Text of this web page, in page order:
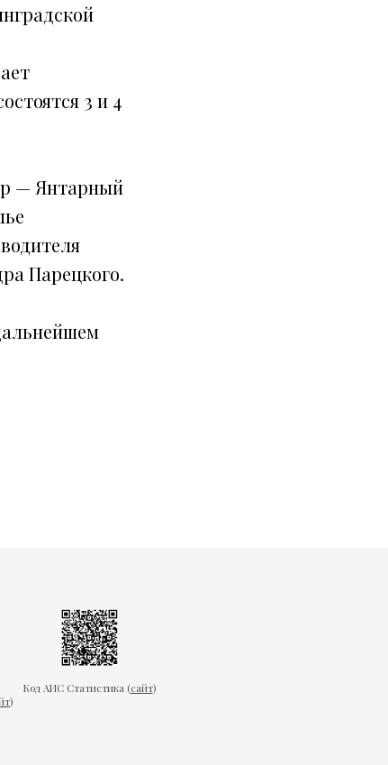
3 и 4
— Янтарный
Парецкого.
)
Код АИС Статистика (сайт)